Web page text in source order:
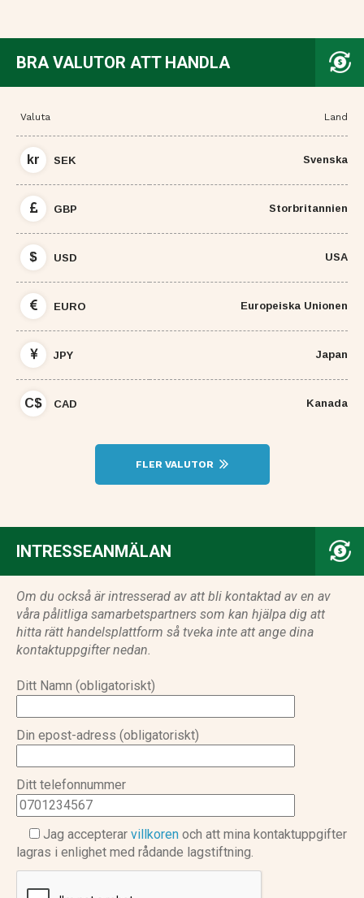
BRA VALUTOR ATT HANDLA
Valuta Land
kr SEK Svenska
GBP Storbritannien
$ USD USA
EURO Europeiska Unionen
JPY Japan
C$ CAD Kanada
FLER VALUTOR
INTRESSEANMÄLAN
Om du också är intresserad av att bli kontaktad av en av
våra pålitliga samarbetspartners som kan hjälpa dig att
hitta rätt handelsplattform så tveka inte att ange dina
kontaktuppgifter nedan.
Ditt Namn (obligatoriskt)
Din epost-adress (obligatoriskt)
Ditt telefonnummer
Jag accepterar villkoren och att mina kontaktuppgifter
lagras i enlighet med rådande lagstiftning.